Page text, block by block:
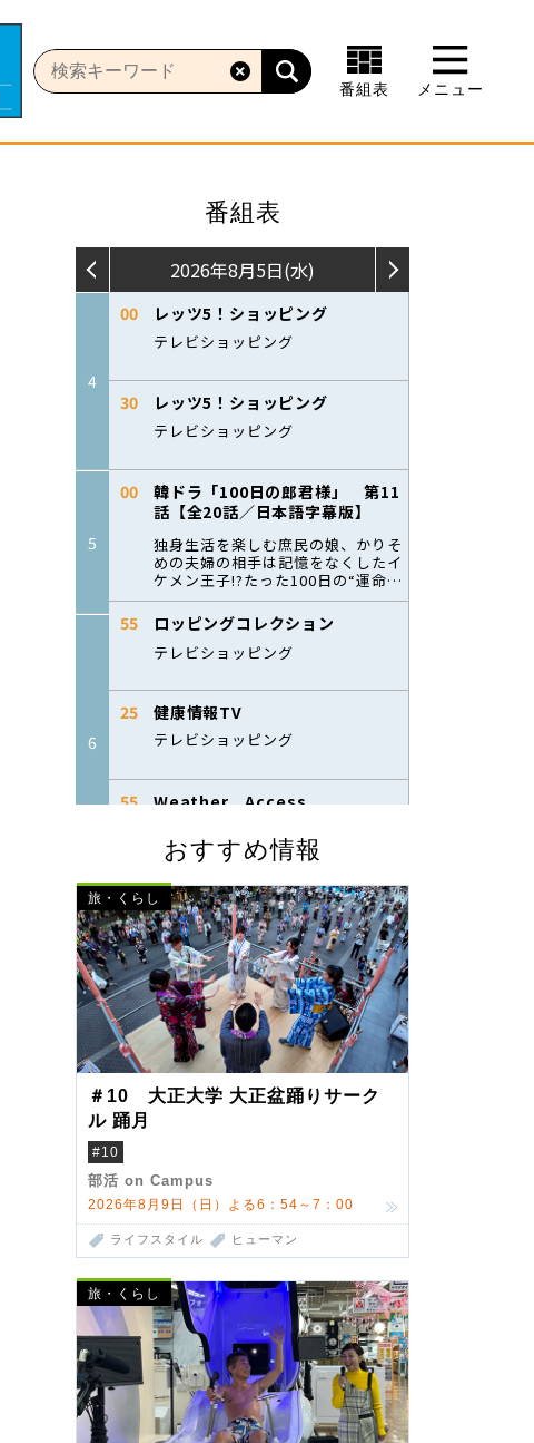
番組表 メニュー
番組表
おすすめ情報
旅・くらし
＃10 大正大学 大正盆踊りサーク
ル 踊月
#10
部活 on Campus
2026年8月9日（日）よる6：54～7：00
ライフスタイル ヒューマン
旅・くらし